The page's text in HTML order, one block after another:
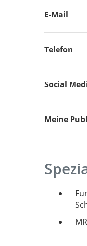
E-Mail
Telefon
Social
Meine